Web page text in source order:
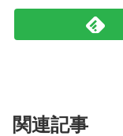
関連記事